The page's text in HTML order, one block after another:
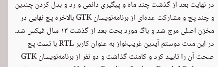
در نهایت بعد از گذشت چند ماه و پیگیری دائمی و رد و بدل کردن چندین
و چند پچ و مشارکت عده‌ای از برنامه‌نویسان GTK بالاخره ‬
پچ نهایی در
مخزن اصلی مرج شد و باگ مورد بحث بعد از گذشت ۱۳ سال فیکس شد.
در این مدت دوستم آیدین غریب‌نواز به عنوان کاربر RTL با تست پچ
صحت آن را تایید کرد و کامنت گذاشت و دو نفر از برنامه‌نویسان GTK